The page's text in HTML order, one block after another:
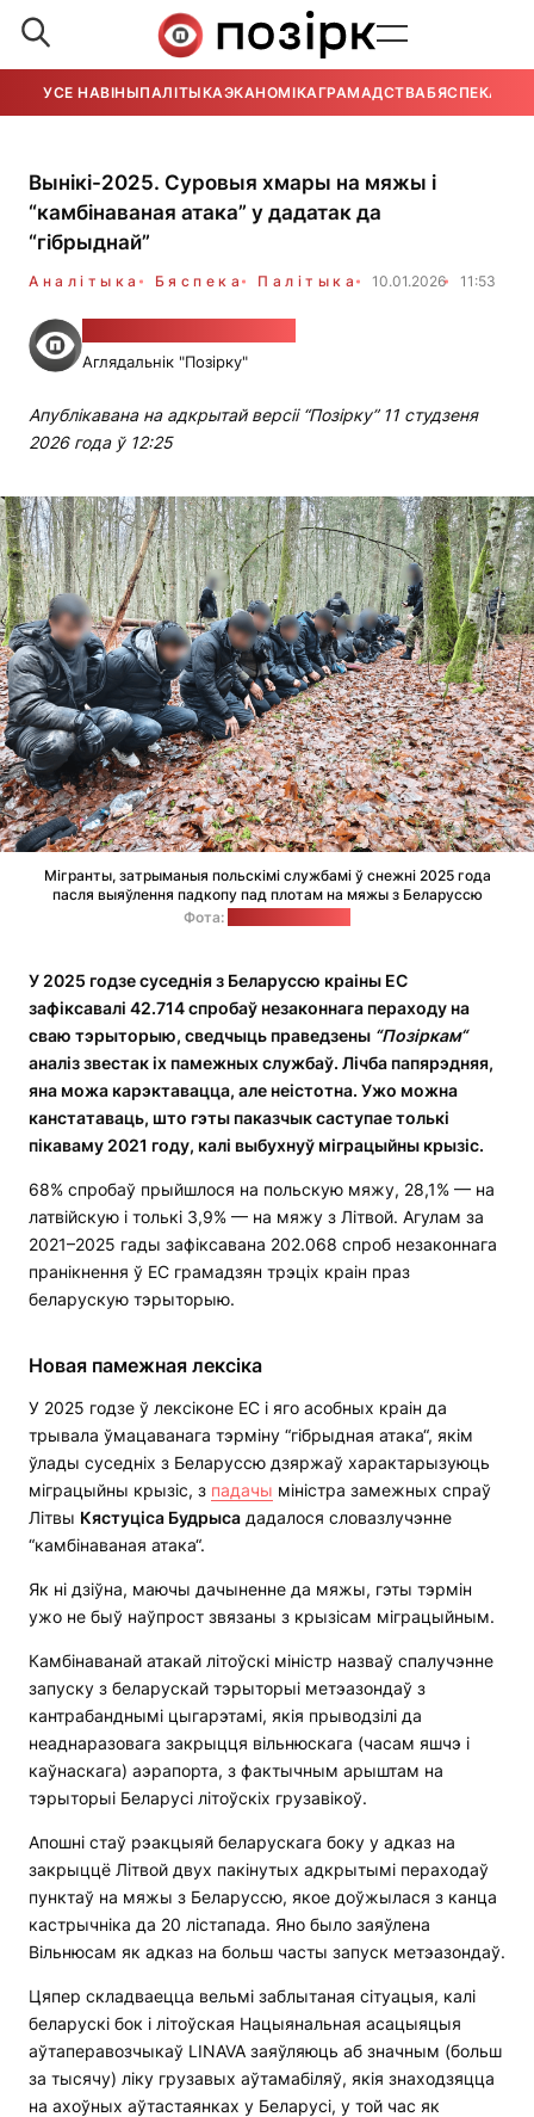
УСЕ НАВІНЫПАЛІТЫКАЭКАНОМІКАГРАМАДСТВАБЯСПЕКА
Вынікі-2025. Суровыя хмары на мяжы і
“камбінаваная атака” у дадатак да
“гібрыднай”
Аналітыка Бяспека Палітыка 10.01.2026 11:53
Аглядальнік "Позірку"
Апублікавана на адкрытай версіі “Позірку” 11 студзеня
2026 года ў 12:25
Мігранты, затрыманыя польскімі службамі ў снежні 2025 года
пасля выяўлення падкопу пад плотам на мяжы з Беларуссю
Фота:
У 2025 годзе суседнія з Беларуссю краіны ЕС
зафіксавалі 42.714 спробаў незаконнага пераходу на
сваю тэрыторыю, сведчыць праведзены “Позіркам“
аналіз звестак іх памежных службаў. Лічба папярэдняя,
яна можа карэктавацца, але неістотна. Ужо можна
канстатаваць, што гэты паказчык саступае толькі
пікаваму 2021 году, калі выбухнуў міграцыйны крызіс.
68% спробаў прыйшлося на польскую мяжу, 28,1% — на
латвійскую і толькі 3,9% — на мяжу з Літвой. Агулам за
2021–2025 гады зафіксавана 202.068 спроб незаконнага
пранікнення ў ЕС грамадзян трэціх краін праз
беларускую тэрыторыю.
Новая памежная лексіка
У 2025 годзе ў лексіконе ЕС і яго асобных краін да
трывала ўмацаванага тэрміну “гібрыдная атака“, якім
ўлады суседніх з Беларуссю дзяржаў характарызуюць
міграцыйны крызіс, з падачы міністра замежных спраў
Літвы Кястуціса Будрыса дадалося словазлучэнне
“камбінаваная атака“.
Як ні дзіўна, маючы дачыненне да мяжы, гэты тэрмін
ужо не быў наўпрост звязаны з крызісам міграцыйным.
Камбінаванай атакай літоўскі міністр назваў спалучэнне
запуску з беларускай тэрыторыі метэазондаў з
кантрабанднымі цыгарэтамі, якія прыводзілі да
неаднаразовага закрыцця вільнюскага (часам яшчэ і
каўнаскага) аэрапорта, з фактычным арыштам на
тэрыторыі Беларусі літоўскіх грузавікоў.
Апошні стаў рэакцыяй беларускага боку у адказ на
закрыццё Літвой двух пакінутых адкрытымі пераходаў
пунктаў на мяжы з Беларуссю, якое доўжылася з канца
кастрычніка да 20 лістапада. Яно было заяўлена
Вільнюсам як адказ на больш часты запуск метэазондаў.
Цяпер складваецца вельмі заблытаная сітуацыя, калі
беларускі бок і літоўская Нацыянальная асацыяцыя
аўтаперавозчыкаў LINAVA заяўляюць аб значным (больш
за тысячу) ліку грузавых аўтамабіляў, якія знаходзяцца
на ахоўных аўтастаянках у Беларусі, у той час як